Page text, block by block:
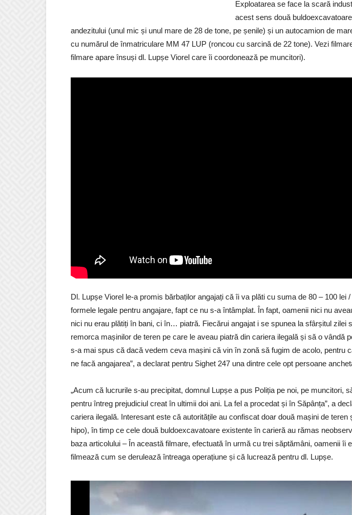
Exploatarea se face la scară
acest sens două
andezitului (unul mic și unul mare de 28 de tone, pe șenile) și un autocamion de
cu numărul de înmatriculare MM 47 LUP (roncou cu sarcină de 22 tone). Vezi
filmare apare însuși dl. Lupșe Viorel care îi coordonează pe muncitori).
Dl. Lupșe Viorel le-a promis bărbaților angajați că îi va plăti cu suma de 80 – 100 lei
formele legale pentru angajare, fapt ce nu s-a întâmplat. În fapt, oamenii nici nu
nici nu erau plătiți în bani, ci în… piatră. Fiecărui angajat i se spunea la sfârșitul zilei
remorca mașinilor de teren pe care le aveau piatră din cariera ilegală și să o vândă
s-a mai spus că dacă vedem ceva mașini că vin în zonă să fugim de acolo, pentru
ne facă angajarea”, a declarat pentru Sighet 247 una dintre cele opt persoane
„Acum că lucrurile s-au precipitat, domnul Lupșe a pus Poliția pe noi, pe muncitori,
pentru întreg prejudiciul creat în ultimii doi ani. La fel a procedat și în Săpânța”, a
cariera ilegală. Interesant este că autoritățile au confiscat doar două mașini de teren
hipo), în timp ce cele două buldoexcavatoare existente în carieră au rămas
baza articolului – În această filmare, efectuată în urmă cu trei săptămâni, oamenii îi
filmează cum se derulează întreaga operațiune și că lucrează pentru dl. Lupșe.